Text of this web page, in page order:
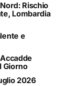
Rischio
Lombardia
e
Giorno
2026